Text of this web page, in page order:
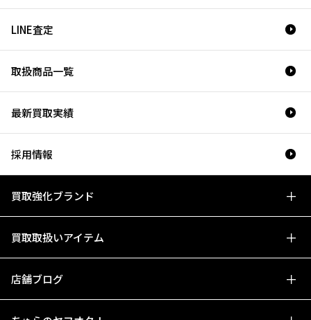
LINE査定
取扱商品一覧
最新買取実績
採用情報
買取強化ブランド
買取取扱いアイテム
店舗ブログ